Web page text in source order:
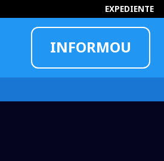
EXPEDIENTE
INFORMOU